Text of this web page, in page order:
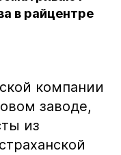
в райцентре
компании
заводе,
из